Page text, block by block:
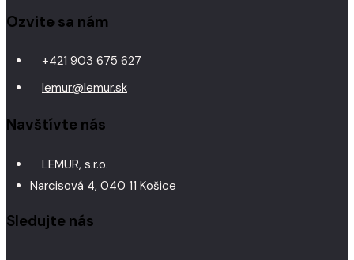
Ozvite sa nám
+421 903 675 627
lemur@lemur.sk
Navštívte nás
LEMUR, s.r.o.
Narcisová 4, 040 11 Košice
Sledujte nás